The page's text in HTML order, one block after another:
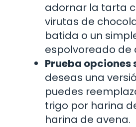
adornar la tarta
virutas de
batida o un
espolvoreado de
Prueba opciones
deseas una
puedes
trigo por harina
harina de avena.